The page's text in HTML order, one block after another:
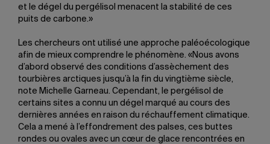
et le dégel du pergélisol menacent la stabilité de ces
puits de carbone.»
Les chercheurs ont utilisé une approche paléoécologique
afin de mieux comprendre le phénomène. «Nous avons
d’abord observé des conditions d’assèchement des
tourbières arctiques jusqu’à la fin du vingtième siècle,
note Michelle Garneau. Cependant, le pergélisol de
certains sites a connu un dégel marqué au cours des
dernières années en raison du réchauffement climatique.
Cela a mené à l’effondrement des palses, ces buttes
rondes ou ovales avec un cœur de glace rencontrées en